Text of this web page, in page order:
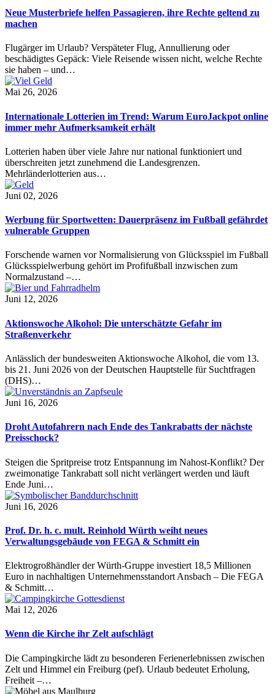
Neue Musterbriefe helfen Passagieren, ihre Rechte geltend zu
machen
Flugärger im Urlaub? Verspäteter Flug, Annullierung oder
beschädigtes Gepäck: Viele Reisende wissen nicht, welche Rechte
sie haben – und…
Mai 26, 2026
Internationale Lotterien im Trend: Warum EuroJackpot online
immer mehr Aufmerksamkeit erhält
Lotterien haben über viele Jahre nur national funktioniert und
überschreiten jetzt zunehmend die Landesgrenzen.
Mehrländerlotterien aus…
Juni 02, 2026
Werbung für Sportwetten: Dauerpräsenz im Fußball gefährdet
vulnerable Gruppen
Forschende warnen vor Normalisierung von Glücksspiel im Fußball
Glücksspielwerbung gehört im Profifußball inzwischen zum
Normalzustand –…
Juni 12, 2026
Aktionswoche Alkohol: Die unterschätzte Gefahr im
Straßenverkehr
Anlässlich der bundesweiten Aktionswoche Alkohol, die vom 13.
bis 21. Juni 2026 von der Deutschen Hauptstelle für Suchtfragen
(DHS)…
Juni 16, 2026
Droht Autofahrern nach Ende des Tankrabatts der nächste
Preisschock?
Steigen die Spritpreise trotz Entspannung im Nahost-Konflikt? Der
zweimonatige Tankrabatt soll nicht verlängert werden und läuft
Ende Juni…
Juni 16, 2026
Prof. Dr. h. c. mult. Reinhold Würth weiht neues
Verwaltungsgebäude von FEGA & Schmitt ein
Elektrogroßhändler der Würth-Gruppe investiert 18,5 Millionen
Euro in nachhaltigen Unternehmensstandort Ansbach – Die FEGA
& Schmitt…
Mai 12, 2026
Wenn die Kirche ihr Zelt aufschlägt
Die Campingkirche lädt zu besonderen Ferienerlebnissen zwischen
Zelt und Himmel ein Freiburg (pef). Urlaub bedeutet Erholung,
Freiheit –…